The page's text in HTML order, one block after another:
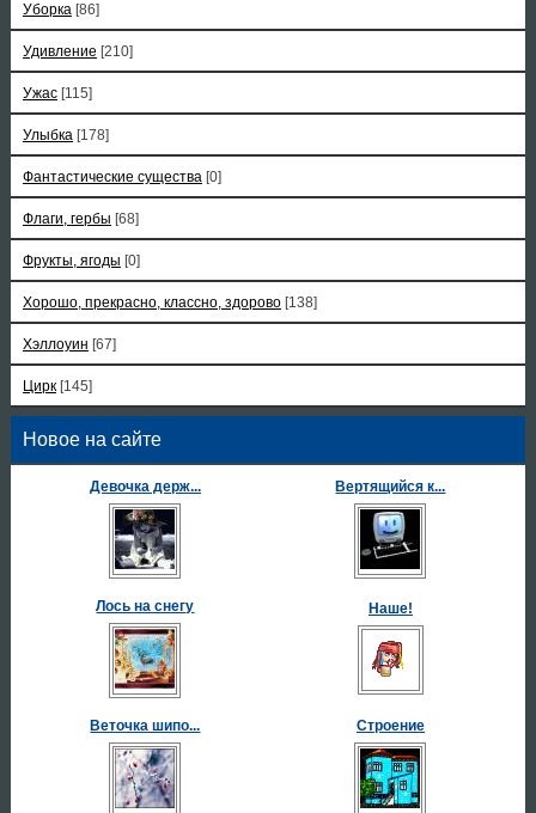
Уборка [86]
Удивление [210]
Ужас [115]
Улыбка [178]
Фантастические существа [0]
Флаги, гербы [68]
Фрукты, ягоды [0]
Хорошо, прекрасно, классно, здорово [138]
Хэллоуин [67]
Цирк [145]
Новое на сайте
Девочка держ... Вертящийся к...
Лось на снегу Наше!
Веточка шипо... Строение